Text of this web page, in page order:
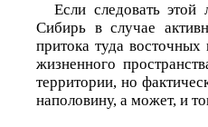
Если следовать
Сибирь в случае
притока туда восточных
жизненного
территории, но
наполовину, а может, и